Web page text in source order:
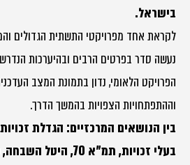
בישראל.
לקראת אחד מפרויקטי התשתית הגדולים
נעשה סדר בפרטים הרבים ובהיערכות
הפרויקט הלאומי, נדון בתמונת המצב
וההתפתחויות הצפויות בהמשך הדרך.
בין הנושאים המרכזיים: הגדלת
בעלי זכויות, תמ"א 70,